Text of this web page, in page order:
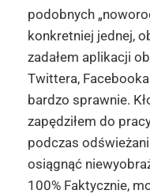
podobnych
konkretniej jednej,
zadałem aplikacji
Twittera,
bardzo sprawnie.
zapędziłem do
podczas
osiągnąć
100% Faktycznie,